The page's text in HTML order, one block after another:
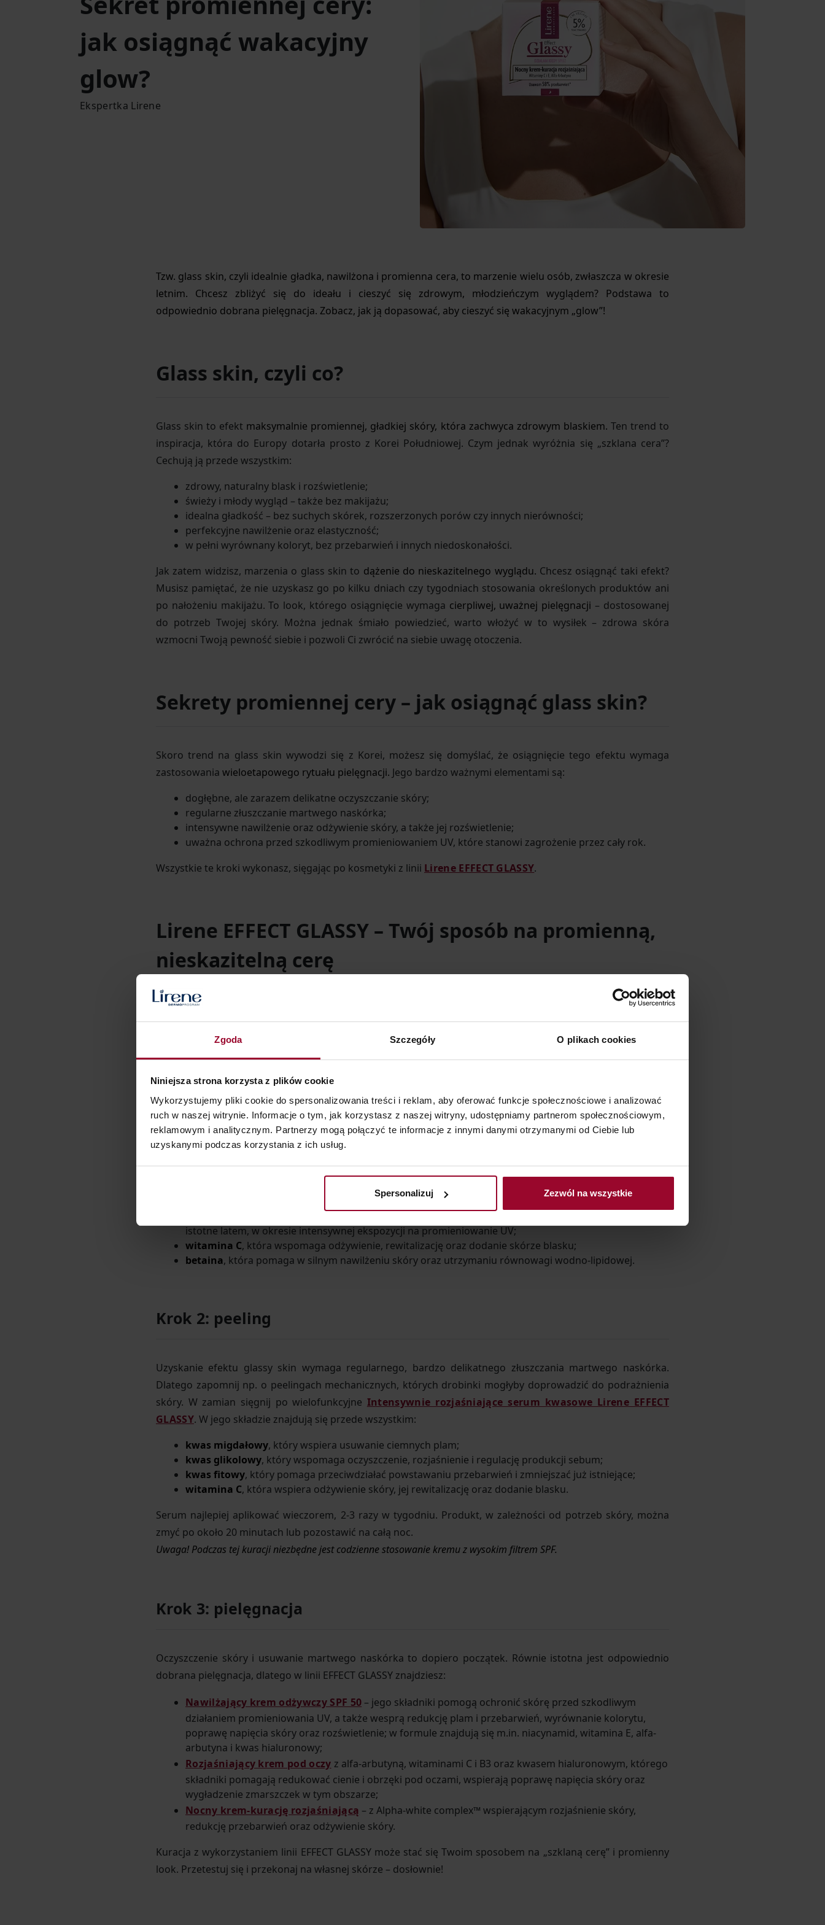
Zgoda Szczegóły O plikach cookies
Niniejsza strona korzysta z plików cookie
Wykorzystujemy pliki cookie do spersonalizowania treści i reklam, aby oferować funkcje społecznościowe i analizować
ruch w naszej witrynie. Informacje o tym, jak korzystasz z naszej witryny, udostępniamy partnerom społecznościowym,
reklamowym i analitycznym. Partnerzy mogą połączyć te informacje z innymi danymi otrzymanymi od Ciebie lub
uzyskanymi podczas korzystania z ich usług.
Spersonalizuj Zezwól na wszystkie
jak osiągnąć wakacyjny
glow?
Ekspertka Lirene
Tzw. glass skin, czyli idealnie gładka, nawilżona i promienna cera, to marzenie wielu osób, zwłaszcza w okresie
letnim. Chcesz zbliżyć się do ideału i cieszyć się zdrowym, młodzieńczym wyglądem? Podstawa to
odpowiednio dobrana pielęgnacja. Zobacz, jak ją dopasować, aby cieszyć się wakacyjnym „glow”!
Glass skin, czyli co?
Glass skin to efekt maksymalnie promiennej, gładkiej skóry, która zachwyca zdrowym blaskiem. Ten trend to
inspiracja, która do Europy dotarła prosto z Korei Południowej. Czym jednak wyróżnia się „szklana cera”?
Cechują ją przede wszystkim:
zdrowy, naturalny blask i rozświetlenie;
świeży i młody wygląd – także bez makijażu;
idealna gładkość – bez suchych skórek, rozszerzonych porów czy innych nierówności;
perfekcyjne nawilżenie oraz elastyczność;
w pełni wyrównany koloryt, bez przebarwień i innych niedoskonałości.
Jak zatem widzisz, marzenia o glass skin to dążenie do nieskazitelnego wyglądu. Chcesz osiągnąć taki efekt?
Musisz pamiętać, że nie uzyskasz go po kilku dniach czy tygodniach stosowania określonych produktów ani
po nałożeniu makijażu. To look, którego osiągnięcie wymaga cierpliwej, uważnej pielęgnacji – dostosowanej
do potrzeb Twojej skóry. Można jednak śmiało powiedzieć, warto włożyć w to wysiłek – zdrowa skóra
wzmocni Twoją pewność siebie i pozwoli Ci zwrócić na siebie uwagę otoczenia.
Sekrety promiennej cery – jak osiągnąć glass skin?
Skoro trend na glass skin wywodzi się z Korei, możesz się domyślać, że osiągnięcie tego efektu wymaga
zastosowania wieloetapowego rytuału pielęgnacji. Jego bardzo ważnymi elementami są:
dogłębne, ale zarazem delikatne oczyszczanie skóry;
regularne złuszczanie martwego naskórka;
intensywne nawilżenie oraz odżywienie skóry, a także jej rozświetlenie;
uważna ochrona przed szkodliwym promieniowaniem UV, które stanowi zagrożenie przez cały rok.
Wszystkie te kroki wykonasz, sięgając po kosmetyki z linii Lirene EFFECT GLASSY.
Lirene EFFECT GLASSY – Twój sposób na promienną,
nieskazitelną cerę
rytuał piękna inspirowany koreańskimi standardami. Przejdźmy przez niego krok po kroku.
Krok 1: oczyszczanie
. Zawarte w jej formule substancje wspierają zarówno oczyszczenie skóry, jak i jej odżywienie.
istotne latem, w okresie intensywnej ekspozycji na promieniowanie UV;
witamina C, która wspomaga odżywienie, rewitalizację oraz dodanie skórze blasku;
betaina, która pomaga w silnym nawilżeniu skóry oraz utrzymaniu równowagi wodno-lipidowej.
Krok 2: peeling
Uzyskanie efektu glassy skin wymaga regularnego, bardzo delikatnego złuszczania martwego naskórka.
Dlatego zapomnij np. o peelingach mechanicznych, których drobinki mogłyby doprowadzić do podrażnienia
skóry. W zamian sięgnij po wielofunkcyjne Intensywnie rozjaśniające serum kwasowe Lirene EFFECT
GLASSY. W jego składzie znajdują się przede wszystkim:
kwas migdałowy, który wspiera usuwanie ciemnych plam;
kwas glikolowy, który wspomaga oczyszczenie, rozjaśnienie i regulację produkcji sebum;
kwas fitowy, który pomaga przeciwdziałać powstawaniu przebarwień i zmniejszać już istniejące;
witamina C, która wspiera odżywienie skóry, jej rewitalizację oraz dodanie blasku.
Serum najlepiej aplikować wieczorem, 2-3 razy w tygodniu. Produkt, w zależności od potrzeb skóry, można
zmyć po około 20 minutach lub pozostawić na całą noc.
Uwaga! Podczas tej kuracji niezbędne jest codzienne stosowanie kremu z wysokim filtrem SPF.
Krok 3: pielęgnacja
Oczyszczenie skóry i usuwanie martwego naskórka to dopiero początek. Równie istotna jest odpowiednio
dobrana pielęgnacja, dlatego w linii EFFECT GLASSY znajdziesz:
Nawilżający krem odżywczy SPF 50 – jego składniki pomogą ochronić skórę przed szkodliwym
działaniem promieniowania UV, a także wesprą redukcję plam i przebarwień, wyrównanie kolorytu,
poprawę napięcia skóry oraz rozświetlenie; w formule znajdują się m.in. niacynamid, witamina E, alfa-
arbutyna i kwas hialuronowy;
Rozjaśniający krem pod oczy z alfa-arbutyną, witaminami C i B3 oraz kwasem hialuronowym, którego
składniki pomagają redukować cienie i obrzęki pod oczami, wspierają poprawę napięcia skóry oraz
wygładzenie zmarszczek w tym obszarze;
Nocny krem-kurację rozjaśniającą – z Alpha-white complex™ wspierającym rozjaśnienie skóry,
redukcję przebarwień oraz odżywienie skóry.
Kuracja z wykorzystaniem linii EFFECT GLASSY może stać się Twoim sposobem na „szklaną cerę” i promienny
look. Przetestuj się i przekonaj na własnej skórze – dosłownie!